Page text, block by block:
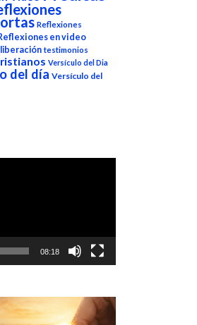
Reflexiones
en video
testimonios
Versículo del Dia
del día Versículo del
08:18